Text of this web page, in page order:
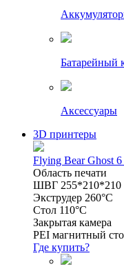
Батарейный
Аксессуары
3D принтеры
Flying Bear Ghost
Область печати
ШВГ 255*210*210
Экструдер 260°C
Стол 110°C
Закрытая камера
PEI магнитный
Где купить?